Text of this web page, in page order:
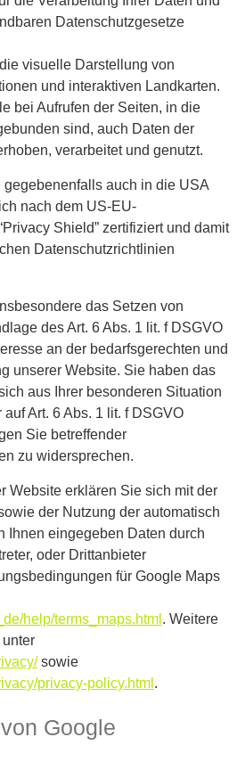
Datenschutzgesetze
visuelle Darstellung von
und interaktiven Landkarten.
bei Aufrufen der Seiten, in die
sind, auch Daten der
verarbeitet und genutzt.
gegebenenfalls auch in die USA
nach dem US-EU-
Shield” zertifiziert und damit
Datenschutzrichtlinien
das Setzen von
des Art. 6 Abs. 1 lit. f DSGVO
an der bedarfsgerechten und
unserer Website. Sie haben das
aus Ihrer besonderen Situation
Art. 6 Abs. 1 lit. f DSGVO
Sie betreffender
zu widersprechen.
Website erklären Sie sich mit der
der Nutzung der automatisch
Ihnen eingegeben Daten durch
oder Drittanbieter
für Google Maps
help/terms_maps.html . Weitere
unter
sowie
privacy-policy.html .
Google